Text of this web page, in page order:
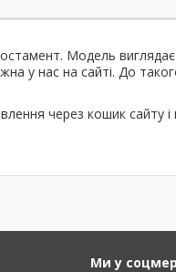
Модель
у нас на сайті. До
через кошик сайту і
Ми у